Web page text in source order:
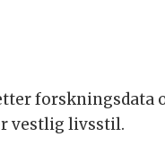
vestlig livsstil.